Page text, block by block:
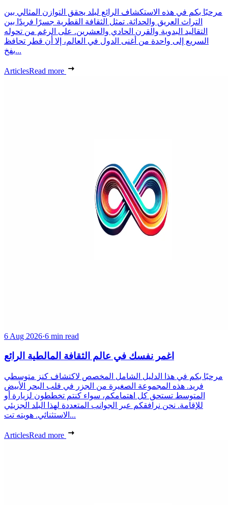
مرحبًا بكم في هذه الاستكشاف الرائع لبلد يحقق التوازن المثالي بين
التراث العريق والحداثة. تمثل الثقافة القطرية جسرًا فريدًا بين
التقاليد البدوية والقرن الحادي والعشرين. على الرغم من تحوله
السريع إلى واحدة من أغنى الدول في العالم، إلا أن قطر تحافظ
بفخ...
ArticlesRead more
6 Aug 2026·6 min read
اغمر نفسك في عالم الثقافة المالطية الرائع
مرحبًا بكم في هذا الدليل الشامل المخصص لاكتشاف كنز متوسطي
فريد. هذه المجموعة الصغيرة من الجزر في قلب البحر الأبيض
المتوسط تستحق كل اهتمامكم، سواء كنتم تخططون لزيارة أو
للإقامة. نحن نرافقكم عبر الجوانب المتعددة لهذا البلد الجزيئي
الاستثنائي. هويته تت...
ArticlesRead more